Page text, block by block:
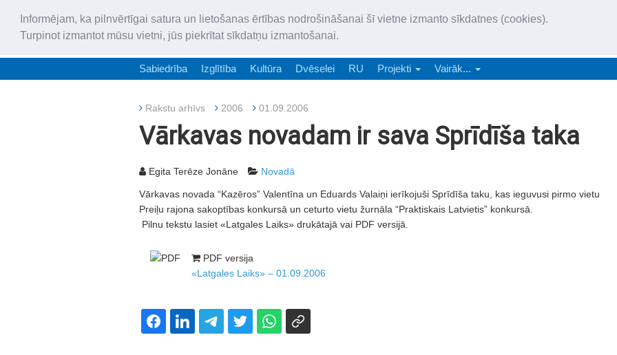
Informējam, ka pilnvērtīgai satura un lietošanas ērtības nodrošināšanai šī vietne izmanto sīkdatnes (cookies).
Turpinot izmantot mūsu vietni, jūs piekrītat sīkdatņu izmantošanai.
„Latgales Laiks” latviešu valodā aptver Daugavpils valstspilsētu,
Sabiedrība Izglītība Kultūra Dvēselei RU Projekti Vairāk...
Rakstu arhīvs 2006 01.09.2006
Vārkavas novadam ir sava Sprīdīša taka
Egita Terēze Jonāne Novadā
Vārkavas novada “Kazēros” Valentīna un Eduards Valaiņi ierīkojuši Sprīdīša taku, kas ieguvusi pirmo vietu
Preiļu rajona sakoptības konkursā un ceturto vietu žurnāla “Praktiskais Latvietis” konkursā.
Pilnu tekstu lasiet «Latgales Laiks» drukātajā vai PDF versijā.
PDF versija
«Latgales Laiks» – 01.09.2006